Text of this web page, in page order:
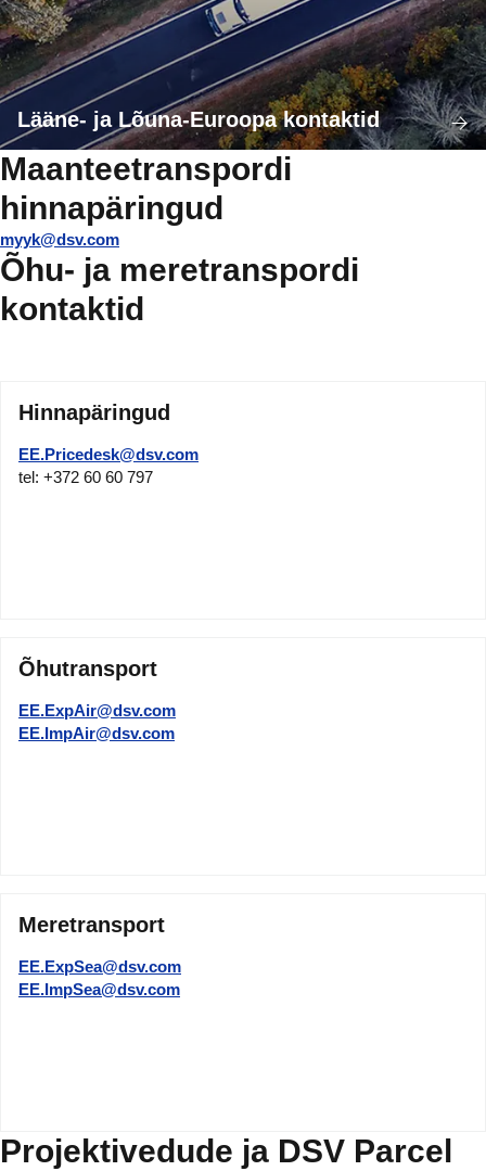
Lääne- ja Lõuna-Euroopa kontaktid
Maanteetranspordi
hinnapäringud
myyk@dsv.com
Õhu- ja meretranspordi
kontaktid
Hinnapäringud
EE.Pricedesk@dsv.com
tel: +372 60 60 797
Õhutransport
EE.ExpAir@dsv.com
EE.ImpAir@dsv.com
Meretransport
EE.ExpSea@dsv.com
EE.ImpSea@dsv.com
Projektivedude ja DSV Parcel